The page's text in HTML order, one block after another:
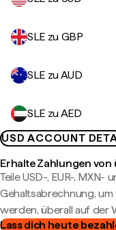
SLE zu GBP
SLE zu AUD
SLE zu AED
USD ACCOUNT
Erhalte Zahlungen von
Teile USD-, EUR-,
Gehaltsabrechnung, um
werden, überall auf der
Lass dich heute